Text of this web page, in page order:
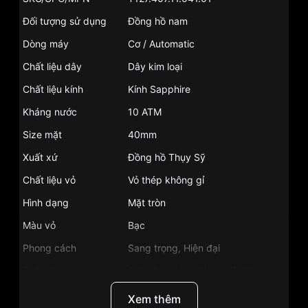
Đối tượng sử dụng
Đồng hồ nam
Dòng máy
Cơ / Automatic
Chất liệu dây
Dây kim loại
Chất liệu kính
Kính Sapphire
Kháng nước
10 ATM
Size mặt
40mm
Xuất xứ
Đồng hồ Thụy Sỹ
Chất liệu vỏ
Vỏ thép không gỉ
Hình dạng
Mặt tròn
Màu vỏ
Bạc
Phong cách
Sang trọng, Hiện đại
11.5mm
Xem thêm